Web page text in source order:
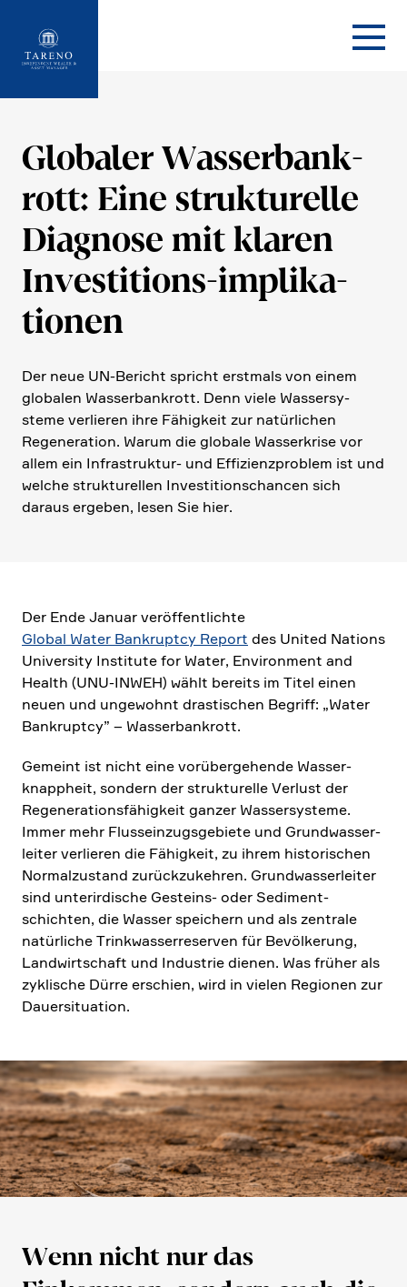
Startseite
Globaler Wasser­bank­
rott: Eine struk­tu­relle
Diagnose mit klaren
Investi­tions-impli­ka­
tionen
Der neue UN-Bericht spricht erstmals von einem
globalen Wasser­bank­rott. Denn viele Wasser­sy­
steme verlieren ihre Fähig­keit zur natür­li­chen
Regene­ra­tion. Warum die globale Wasser­krise vor
allem ein Infra­struktur- und Effizi­enz­pro­blem ist und
welche struk­tu­rellen Investi­ti­ons­chancen sich
daraus ergeben, lesen Sie hier.
Der Ende Januar veröf­fent­lichte
Global Water Bankruptcy Report des United Nations
Univer­sity Insti­tute for Water, Environ­ment and
Health (UNU-INWEH) wählt bereits im Titel einen
neuen und ungewohnt drasti­schen Begriff: „Water
Bankruptcy” – Wasser­bank­rott.
Gemeint ist nicht eine vorüber­ge­hende Wasser­
knapp­heit, sondern der struk­tu­relle Verlust der
Regene­ra­ti­ons­fä­hig­keit ganzer Wasser­sy­steme.
Immer mehr Fluss­ein­zugs­ge­biete und Grund­was­ser­
leiter verlieren die Fähig­keit, zu ihrem histo­ri­schen
Normal­zu­stand zurück­zu­kehren. Grund­was­ser­leiter
sind unter­ir­di­sche Gesteins- oder Sediment­
schichten, die Wasser speichern und als zentrale
natür­liche Trink­was­ser­re­serven für Bevöl­ke­rung,
Landwirt­schaft und Industrie dienen. Was früher als
zykli­sche Dürre erschien, wird in vielen Regionen zur
Dauer­si­tua­tion.
Wenn nicht nur das